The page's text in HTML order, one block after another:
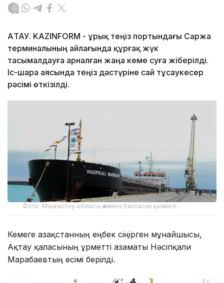
АҚТАУ. KAZINFORM - Құрық теңіз портындағы Саржа
терминалының айлағында құрғақ жүк
тасымалдауға арналған жаңа кеме суға жіберілді.
Іс-шара аясында теңіз дәстүріне сай тұсаукесер
рәсімі өткізілді.
Фото: Маңғыстау облысы әкімінің баспасөз қызметі
Кемеге Қазақстанның еңбек сіңірген мұнайшысы,
Ақтау қаласының Құрметті азаматы Нәсіпқали
Марабаевтың есімі берілді.